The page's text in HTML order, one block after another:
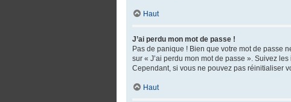
Haut
J’ai perdu mon mot de passe !
Pas de panique ! Bien que votre mot de passe
sur « J’ai perdu mon mot de passe ». Suivez
Cependant, si vous ne pouvez pas réinitialiser
Haut